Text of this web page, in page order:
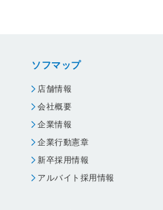
ソフマップ
店舗情報
会社概要
企業情報
企業行動憲章
新卒採用情報
アルバイト採用情報